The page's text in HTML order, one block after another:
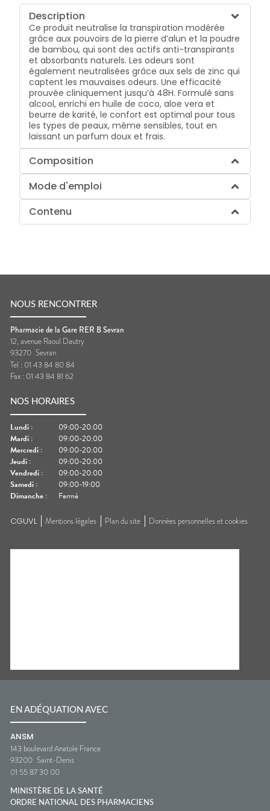
Description
Ce produit neutralise la transpiration modérée
grâce aux pouvoirs de la pierre d’alun et la poudre
de bambou, qui sont des actifs anti-transpirants
et absorbants naturels. Les odeurs sont
également neutralisées grâce aux sels de zinc qui
captent les mauvaises odeurs. Une efficacité
prouvée cliniquement jusqu’à 48H. Formulé sans
alcool, enrichi en huile de coco, aloe vera et
beurre de karité, le confort est optimal pour tous
les types de peaux, même sensibles, tout en
laissant un parfum doux et frais.
Composition
Mode d'emploi
Contenu
NOUS RENCONTRER
Pharmacie de la Gare RER B Sevran
12, avenue Raoul Dautry
93270 Sevran
Tel : 01 43 84 80 84
Fax : 01 43 84 81 62
NOS HORAIRES
Lundi :
09:00-20:00
Mardi :
09:00-20:00
Mercredi :
09:00-20:00
Jeudi :
09:00-20:00
Vendredi :
09:00-20:00
Samedi :
09:00-19:00
Dimanche : Fermé
CGUVL Mentions légales Plan du site Données personnelles et cookies
EN ADÉQUATION AVEC
ANSM
143 boulevard Anatole France
93200 Saint-Denis
01 55 87 30 00
MINISTÈRE DE LA SANTÉ
ORDRE NATIONAL DES PHARMACIENS